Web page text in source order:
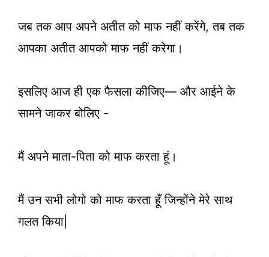
जब तक आप अपने अतीत को माफ नहीं करेंगे, तब तक
आपका अतीत आपको माफ नहीं करेगा।
इसलिए आज ही एक फैसला कीजिए— और आईने के
सामने जाकर बोलिए ‌‌-
मैं अपने माता-पिता को माफ करता हूं।
मैं उन सभी लोगो को माफ करता हूँ जिन्होंने मेरे साथ
गलत किया|